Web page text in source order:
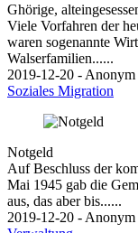
Ghörige,
Viele Vorfahren der
waren sogenannte
Walserfamilien......
2019-12-20 - Anonym
Soziales Migration
Notgeld
Auf Beschluss der
Mai 1945 gab die
aus, das aber bis......
2019-12-20 - Anonym